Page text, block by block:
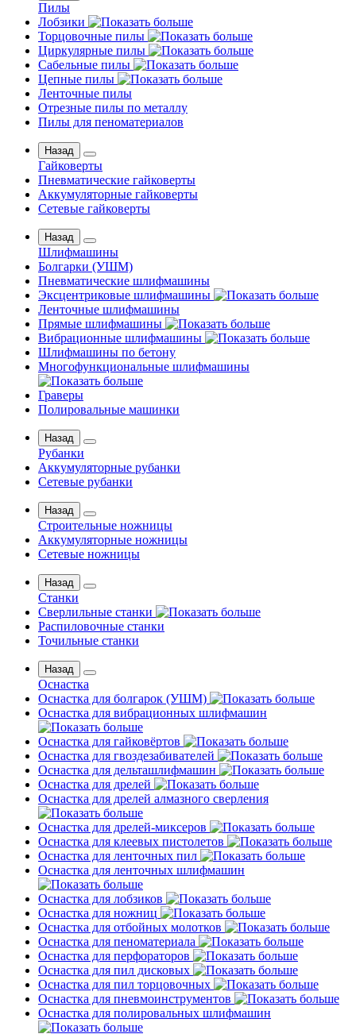
Пилы
Лобзики
Торцовочные пилы
Циркулярные пилы
Сабельные пилы
Цепные пилы
Ленточные пилы
Отрезные пилы по металлу
Пилы для пеноматериалов
Назад
Гайковерты
Пневматические гайковерты
Аккумуляторные гайковерты
Сетевые гайковерты
Назад
Шлифмашины
Бoлгаpки (УШM)
Пневматические шлифмашины
Эксцентриковые шлифмашины
Ленточные шлифмашины
Прямые шлифмашины
Вибрационные шлифмашины
Шлифмашины по бетону
Многофункциональные шлифмашины
Граверы
Полировальные машинки
Назад
Рубанки
Аккумуляторные рубанки
Сетевые рубанки
Назад
Строительные ножницы
Аккумуляторные ножницы
Сетевые ножницы
Назад
Станки
Сверлильные станки
Распиловочные станки
Точильные станки
Назад
Оснастка
Оснастка для болгарок (УШМ)
Оснастка для вибрационных шлифмашин
Оснастка для гайковёртов
Оснастка для гвоздезабивателей
Оснастка для дельташлифмашин
Оснастка для дрелей
Оснастка для дрелей алмазного сверления
Оснастка для дрелей-миксеров
Оснастка для клеевых пистолетов
Оснастка для ленточных пил
Оснастка для ленточных шлифмашин
Оснастка для лобзиков
Оснастка для ножниц
Оснастка для отбойных молотков
Оснастка для пеноматериала
Оснастка для перфораторов
Оснастка для пил дисковых
Оснастка для пил торцовочных
Оснастка для пневмоинструментов
Оснастка для полировальных шлифмашин